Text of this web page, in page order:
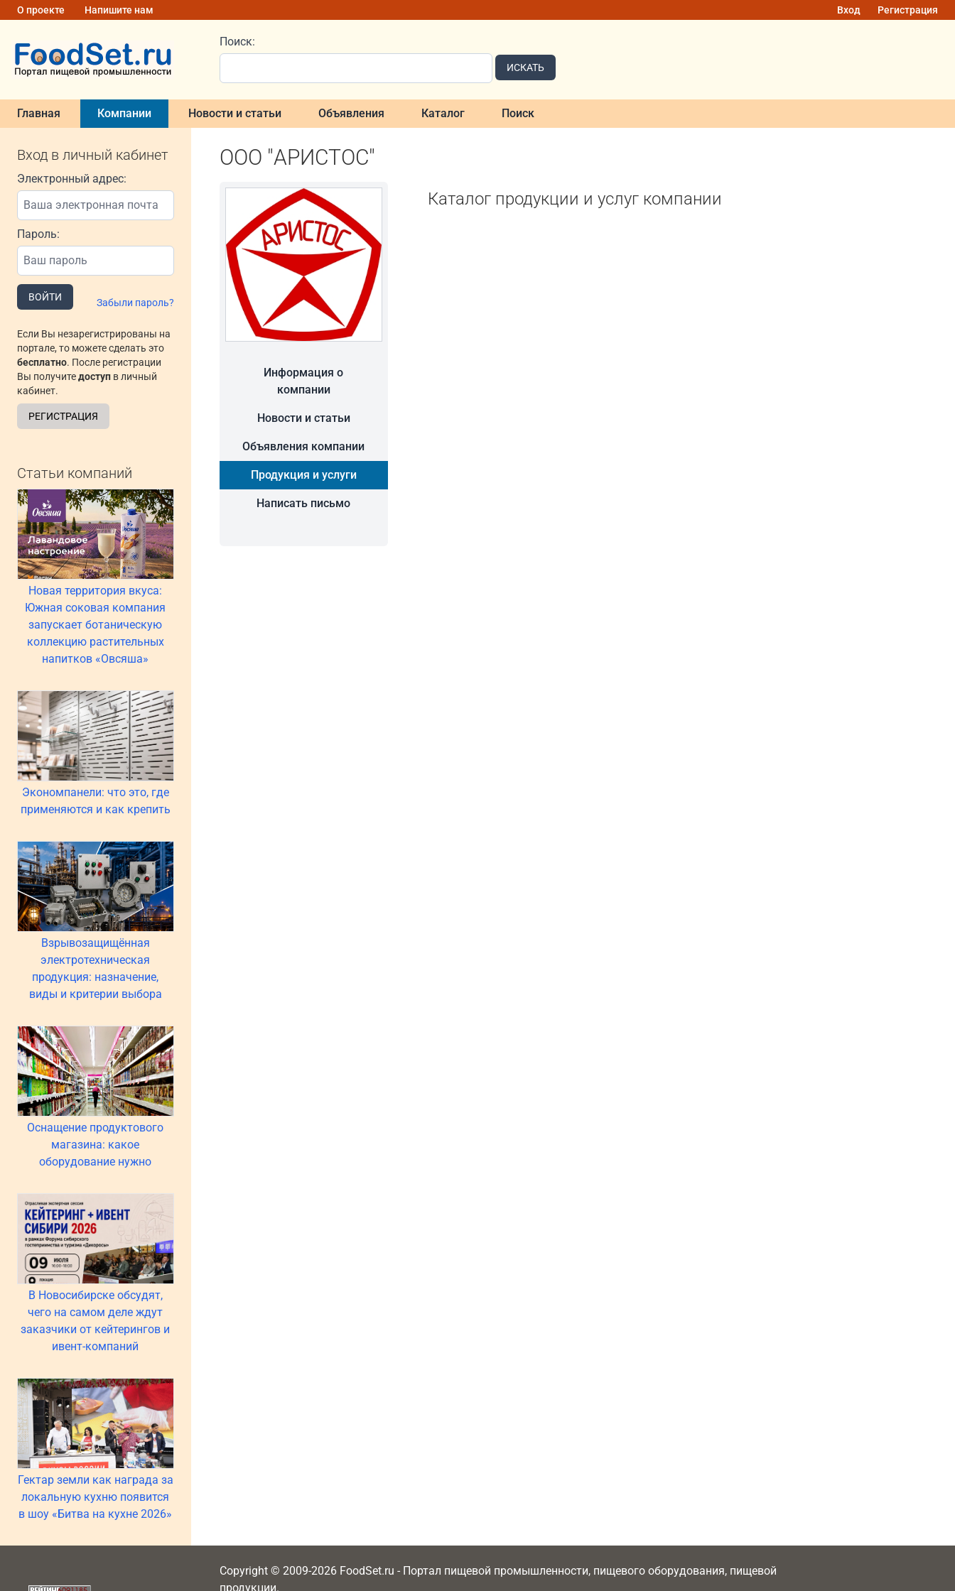
О проекте Напишите нам Вход Регистрация
Поиск:
ИСКАТЬ
Главная Компании Новости и статьи Объявления Каталог Поиск
Вход в личный кабинет
Электронный адрес:
Пароль:
ВОЙТИ Забыли пароль?
Если Вы незарегистрированы на
портале, то можете сделать это
бесплатно. После регистрации
Вы получитедоступ в личный
кабинет.
РЕГИСТРАЦИЯ
Статьи компаний
Новая территория вкуса:
Южная соковая компания
запускает ботаническую
коллекцию растительных
напитков «Овсяша»
Экономпанели: что это, где
применяются и как крепить
Взрывозащищённая
электротехническая
продукция: назначение,
виды и критерии выбора
Оснащение продуктового
магазина: какое
оборудование нужно
В Новосибирске обсудят,
чего на самом деле ждут
заказчики от кейтерингов и
ивент-компаний
Гектар земли как награда за
локальную кухню появится
в шоу «Битва на кухне 2026»
ООО "АРИСТОС"
Информация о
компании
Новости и статьи
Объявления компании
Продукция и услуги
Написать письмо
Каталог продукции и услуг компании
Copyright © 2009-2026 FoodSet.ru - Портал пищевой промышленности, пищевого оборудования, пищевой
продукции.